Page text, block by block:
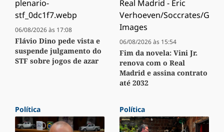
06/08/2026 às 17:08
Flávio Dino pede vista e
suspende julgamento do
STF sobre jogos de azar
06/08/2026 às 15:54
Fim da novela: Vini Jr.
renova com o Real
Madrid e assina contrato
até 2032
Política Política